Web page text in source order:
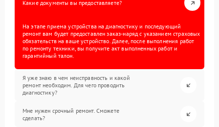
Какие документы вы предоставляете?
На этапе приема устройства на диагностику и последующий
ремонт вам будет предоставлен заказ-наряд с указанием страховых
обязательств на ваше устройство. Далее, после выполнения работ
по ремонту техники, вы получите акт выполненных работ и
гарантийный талон.
Я уже знаю в чем неисправность и какой
ремонт необходим. Для чего проводить
диагностику?
Мне нужен срочный ремонт. Сможете
сделать?